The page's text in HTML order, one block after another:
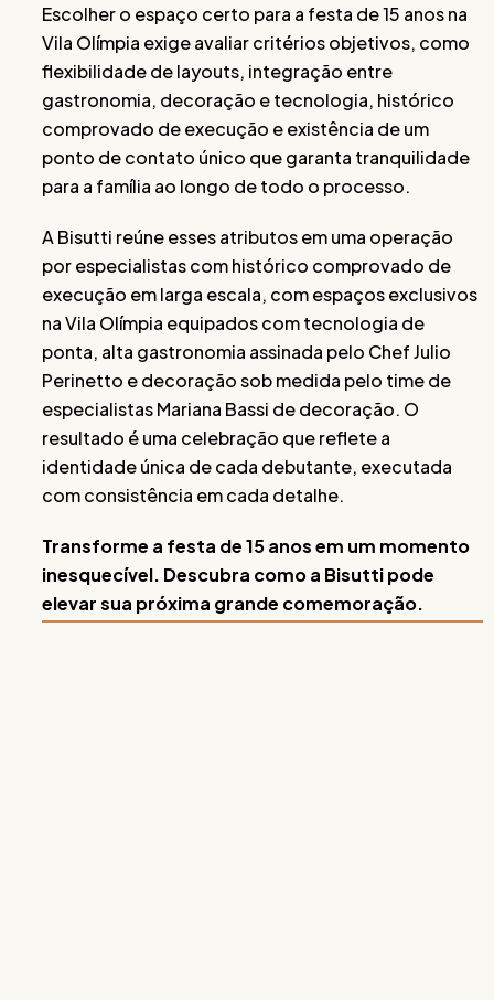
Escolher o espaço certo para a festa de 15 anos na
Vila Olímpia exige avaliar critérios objetivos, como
flexibilidade de layouts, integração entre
gastronomia, decoração e tecnologia, histórico
comprovado de execução e existência de um
ponto de contato único que garanta tranquilidade
para a família ao longo de todo o processo.
A Bisutti reúne esses atributos em uma operação
por especialistas com histórico comprovado de
execução em larga escala, com espaços exclusivos
na Vila Olímpia equipados com tecnologia de
ponta, alta gastronomia assinada pelo Chef Julio
Perinetto e decoração sob medida pelo time de
especialistas Mariana Bassi de decoração. O
resultado é uma celebração que reflete a
identidade única de cada debutante, executada
com consistência em cada detalhe.
Transforme a festa de 15 anos em um momento
inesquecível. Descubra como a Bisutti pode
elevar sua próxima grande comemoração.